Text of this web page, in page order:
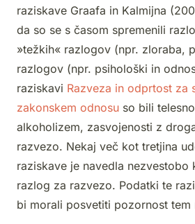
raziskave Graafa in Kalmijna
da so se s časom spremenili
»težkih« razlogov (npr. zloraba,
razlogov (npr. psihološki in
raziskavi Razveza in odprtost za
zakonskem odnosu so bili
alkoholizem, zasvojenosti z
razvezo. Nekaj več kot tretjina
raziskave je navedla nezvestobo
razlog za razvezo. Podatki te
bi morali posvetiti pozornost tem